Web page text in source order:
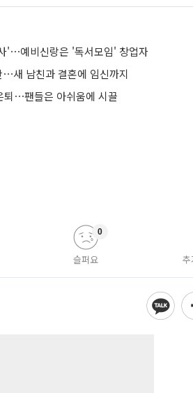
'⋯예비신랑은 '독서모임' 창업자
새 남친과 결혼에 임신까지
퇴⋯팬들은 아쉬움에 시끌
슬퍼요
0